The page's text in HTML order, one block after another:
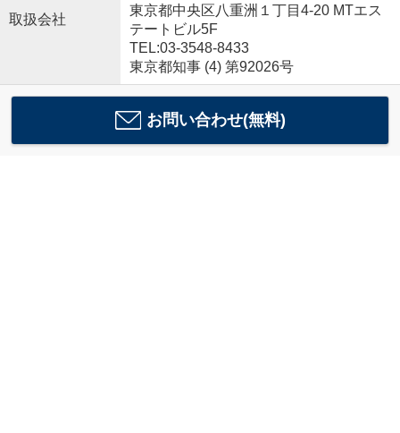
取扱会社
東京都中央区八重洲１丁目4-20 MTエス
テートビル5F
TEL:03-3548-8433
東京都知事 (4) 第92026号
お問い合わせ(無料)